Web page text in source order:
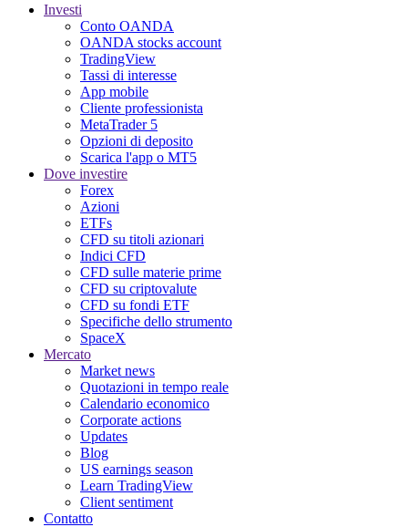
Investi
Conto OANDA
OANDA stocks account
TradingView
Tassi di interesse
App mobile
Cliente professionista
MetaTrader 5
Opzioni di deposito
Scarica l'app o MT5
Dove investire
Forex
Azioni
ETFs
CFD su titoli azionari
Indici CFD
CFD sulle materie prime
CFD su criptovalute
CFD su fondi ETF
Specifiche dello strumento
SpaceX
Mercato
Market news
Quotazioni in tempo reale
Calendario economico
Corporate actions
Updates
Blog
US earnings season
Learn TradingView
Client sentiment
Contatto